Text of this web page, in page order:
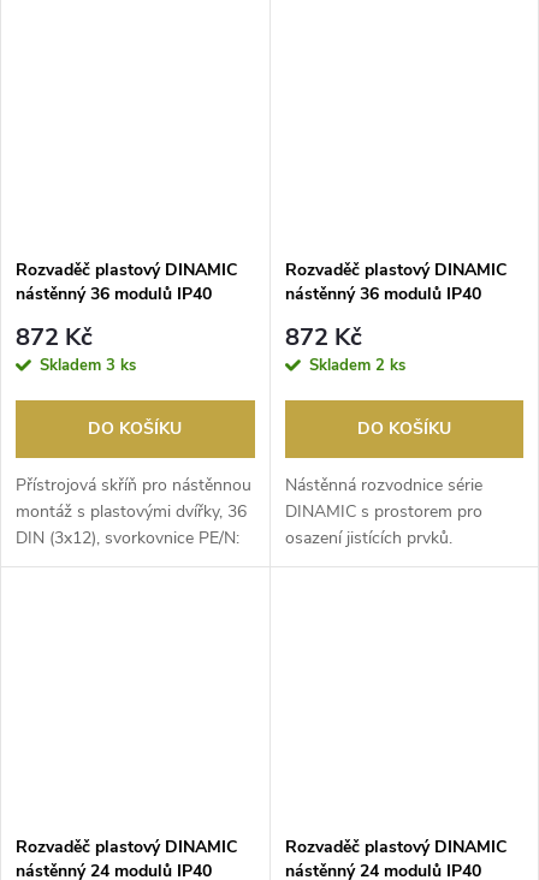
Rozvaděč plastový DINAMIC
nástěnný 36 modulů IP40
872 Kč
Skladem 3 ks
DO KOŠÍKU
Přístrojová skříň pro nástěnnou
montáž s plastovými dvířky, 36
DIN (3x12), svorkovnice PE/N:
N+PE:2x...
Rozvaděč plastový DINAMIC
nástěnný 36 modulů IP40
872 Kč
Skladem 2 ks
DO KOŠÍKU
Nástěnná rozvodnice série
DINAMIC s prostorem pro
osazení jistících prvků.
Rozvodnice s 36 moduly DI...
Rozvaděč plastový DINAMIC
nástěnný 24 modulů IP40
Rozvaděč plastový DINAMIC
nástěnný 24 modulů IP40